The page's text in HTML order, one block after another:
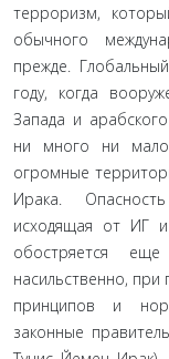
терроризм,
обычного
прежде.
году, когда
Запада и
ни много ни мало
огром­ные
Ирака.
исходящая от ИГ и
обостряется
насильственно,
принципов и
законные